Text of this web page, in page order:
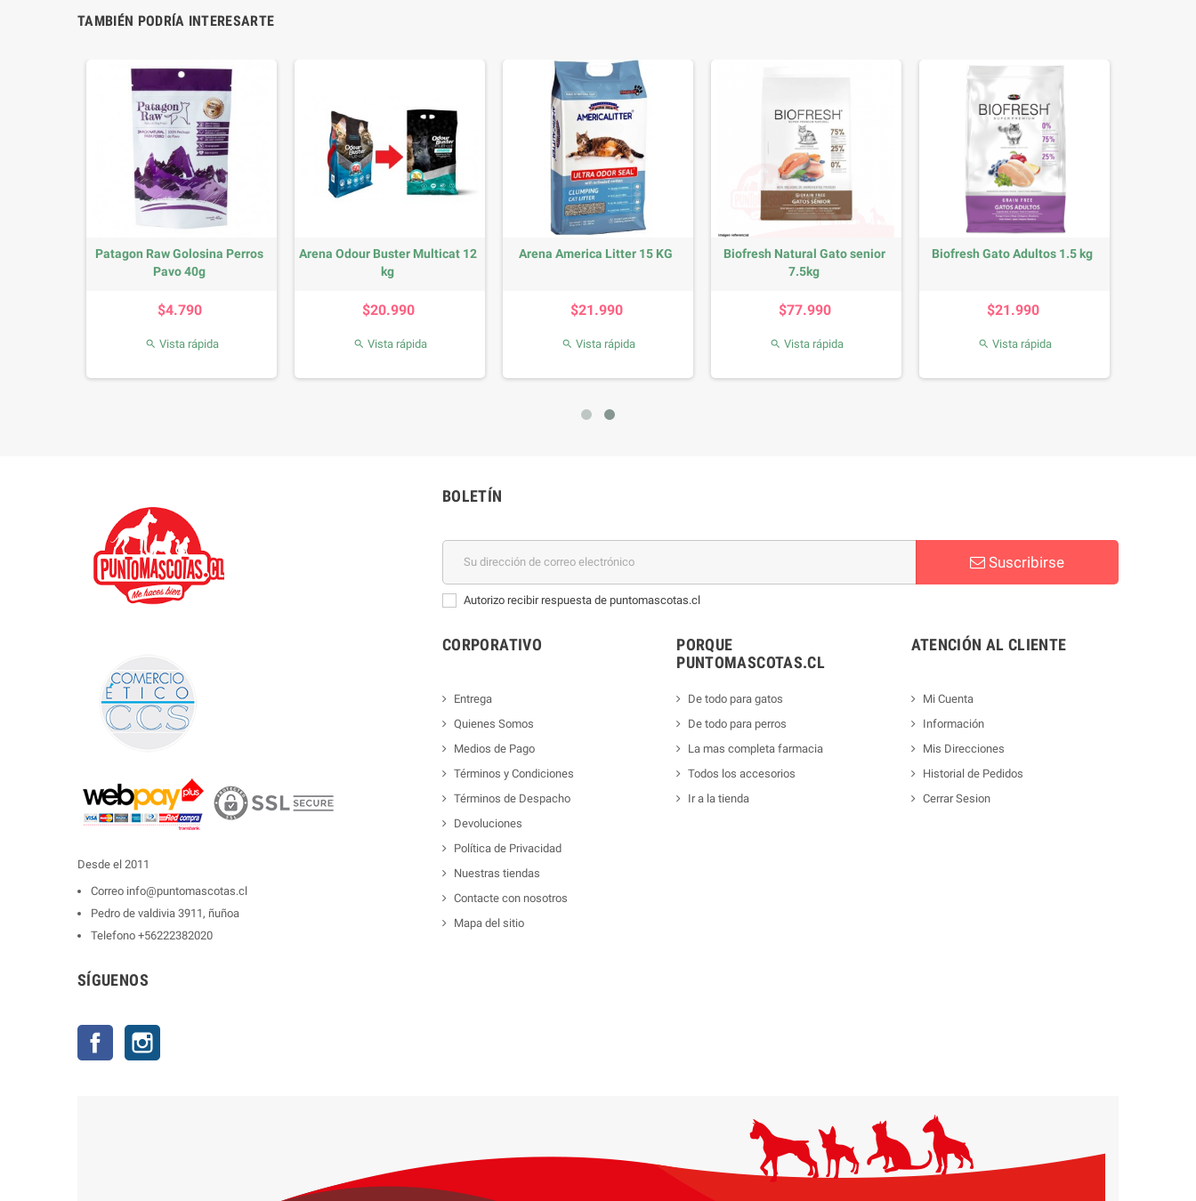
TAMBIÉN PODRÍA INTERESARTE
Patagon Raw Golosina Perros
Pavo 40g
$4.790
 Vista rápida
Arena Odour Buster Multicat 12
kg
$20.990
 Vista rápida
Arena America Litter 15 KG
$21.990
 Vista rápida
Biofresh Natural Gato senior
7.5kg
$77.990
 Vista rápida
Biofresh Gato Adultos 1.5 kg
$21.990
 Vista rápida
Desde el 2011
Correo info@puntomascotas.cl
Pedro de valdivia 3911, ñuñoa
Telefono +56222382020
SÍGUENOS
Facebook
BOLETÍN
Suscribirse
Autorizo recibir respuesta de puntomascotas.cl
CORPORATIVO
Entrega
Quienes Somos
Medios de Pago
Términos y Condiciones
Términos de Despacho
Devoluciones
Política de Privacidad
Nuestras tiendas
Contacte con nosotros
Mapa del sitio
PORQUE
PUNTOMASCOTAS.CL
De todo para gatos
De todo para perros
La mas completa farmacia
Todos los accesorios
Ir a la tienda
ATENCIÓN AL CLIENTE
Mi Cuenta
Información
Mis Direcciones
Historial de Pedidos
Cerrar Sesion